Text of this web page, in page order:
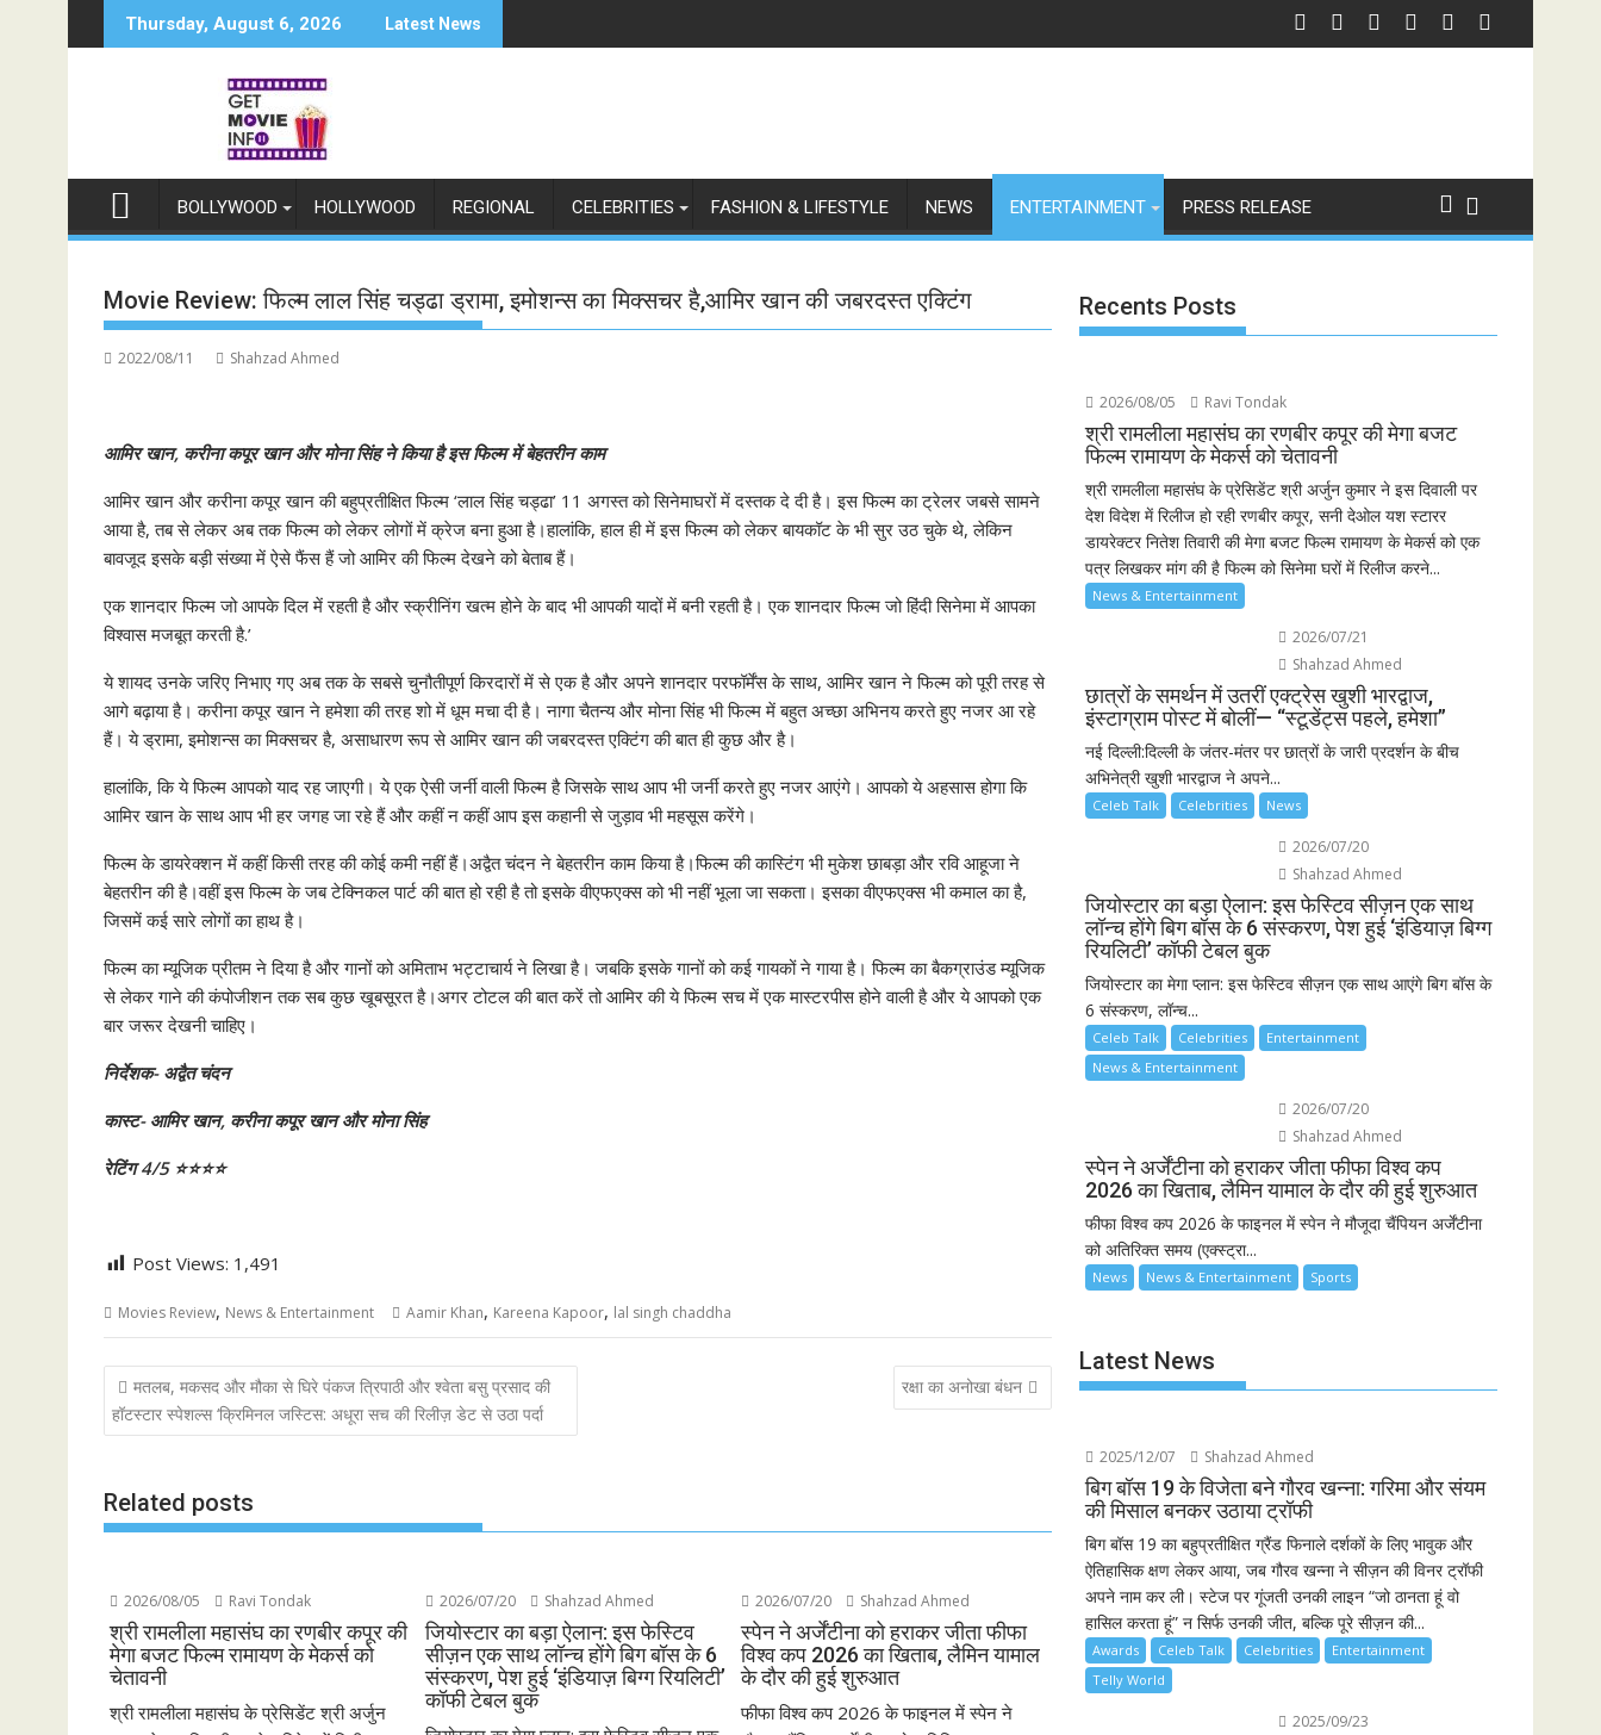
to
Thursday, August 6, 2026 Latest News
BOLLYWOOD HOLLYWOOD REGIONAL CELEBRITIES FASHION & LIFESTYLE NEWS ENTERTAINMENT PRESS RELEASE
Movie Review: फिल्म लाल सिंह चड्ढा ड्रामा, इमोशन्स का मिक्सचर है,आमिर खान की जबरदस्त एक्टिंग
2022/08/11 Shahzad Ahmed
आमिर खान, करीना कपूर खान और मोना सिंह ने किया है इस फिल्म में बेहतरीन काम
आमिर खान और करीना कपूर खान की बहुप्रतीक्षित फिल्म ‘लाल सिंह चड्ढा’ 11 अगस्त को सिनेमाघरों में दस्तक दे दी है। इस फिल्म का ट्रेलर जबसे सामने
आया है, तब से लेकर अब तक फिल्म को लेकर लोगों में क्रेज बना हुआ है।हालांकि, हाल ही में इस फिल्म को लेकर बायकॉट के भी सुर उठ चुके थे, लेकिन
बावजूद इसके बड़ी संख्या में ऐसे फैंस हैं जो आमिर की फिल्म देखने को बेताब हैं।
एक शानदार फिल्म जो आपके दिल में रहती है और स्क्रीनिंग खत्म होने के बाद भी आपकी यादों में बनी रहती है। एक शानदार फिल्म जो हिंदी सिनेमा में आपका
विश्वास मजबूत करती है.’
ये शायद उनके जरिए निभाए गए अब तक के सबसे चुनौतीपूर्ण किरदारों में से एक है और अपने शानदार परफॉर्मेंस के साथ, आमिर खान ने फिल्म को पूरी तरह से
आगे बढ़ाया है। करीना कपूर खान ने हमेशा की तरह शो में धूम मचा दी है। नागा चैतन्य और मोना सिंह भी फिल्म में बहुत अच्छा अभिनय करते हुए नजर आ रहे
हैं। ये ड्रामा, इमोशन्स का मिक्सचर है, असाधारण रूप से आमिर खान की जबरदस्त एक्टिंग की बात ही कुछ और है।
हालांकि, कि ये फिल्म आपको याद रह जाएगी। ये एक ऐसी जर्नी वाली फिल्म है जिसके साथ आप भी जर्नी करते हुए नजर आएंगे। आपको ये अहसास होगा कि
आमिर खान के साथ आप भी हर जगह जा रहे हैं और कहीं न कहीं आप इस कहानी से जुड़ाव भी महसूस करेंगे।
फिल्म के डायरेक्शन में कहीं किसी तरह की कोई कमी नहीं हैं।अद्वैत चंदन ने बेहतरीन काम किया है।फिल्म की कास्टिंग भी मुकेश छाबड़ा और रवि आहूजा ने
बेहतरीन की है।वहीं इस फिल्म के जब टेक्निकल पार्ट की बात हो रही है तो इसके वीएफएक्स को भी नहीं भूला जा सकता। इसका वीएफएक्स भी कमाल का है,
जिसमें कई सारे लोगों का हाथ है।
फिल्म का म्यूजिक प्रीतम ने दिया है और गानों को अमिताभ भट्टाचार्य ने लिखा है। जबकि इसके गानों को कई गायकों ने गाया है। फिल्म का बैकग्राउंड म्यूजिक
से लेकर गाने की कंपोजीशन तक सब कुछ खूबसूरत है।अगर टोटल की बात करें तो आमिर की ये फिल्म सच में एक मास्टरपीस होने वाली है और ये आपको एक
बार जरूर देखनी चाहिए।
निर्देशक- अद्वैत चंदन
कास्ट- आमिर खान, करीना कपूर खान और मोना सिंह
रेटिंग 4/5 ⭐⭐⭐⭐
Post Views: 1,491
Movies Review, News & Entertainment Aamir Khan, Kareena Kapoor, lal singh chaddha
Post
navigation
मतलब, मकसद और मौका से घिरे पंकज त्रिपाठी और श्वेता बसु प्रसाद की
हॉटस्टार स्पेशल्स ‘क्रिमिनल जस्टिस: अधूरा सच की रिलीज़ डेट से उठा पर्दा
रक्षा का अनोखा बंधन
Related posts
2026/08/05 Ravi Tondak
श्री रामलीला महासंघ का रणबीर कपूर की
मेगा बजट फिल्म रामायण के मेकर्स को
चेतावनी
श्री रामलीला महासंघ के प्रेसिडेंट श्री अर्जुन
2026/07/20 Shahzad Ahmed
जियोस्टार का बड़ा ऐलान: इस फेस्टिव
सीज़न एक साथ लॉन्च होंगे बिग बॉस के 6
संस्करण, पेश हुई ‘इंडियाज़ बिग्ग रियलिटी’
कॉफी टेबल बुक
2026/07/20 Shahzad Ahmed
स्पेन ने अर्जेंटीना को हराकर जीता फीफा
विश्व कप 2026 का खिताब, लैमिन यामाल
के दौर की हुई शुरुआत
फीफा विश्व कप 2026 के फाइनल में स्पेन ने
Recents Posts
2026/08/05 Ravi Tondak
श्री रामलीला महासंघ का रणबीर कपूर की मेगा बजट
फिल्म रामायण के मेकर्स को चेतावनी
श्री रामलीला महासंघ के प्रेसिडेंट श्री अर्जुन कुमार ने इस दिवाली पर
देश विदेश में रिलीज हो रही रणबीर कपूर, सनी देओल यश स्टारर
डायरेक्टर नितेश तिवारी की मेगा बजट फिल्म रामायण के मेकर्स को एक
पत्र लिखकर मांग की है फिल्म को सिनेमा घरों में रिलीज करने...
News & Entertainment
2026/07/21
Shahzad Ahmed
छात्रों के समर्थन में उतरीं एक्ट्रेस खुशी भारद्वाज,
इंस्टाग्राम पोस्ट में बोलीं— “स्टूडेंट्स पहले, हमेशा”
नई दिल्ली:दिल्ली के जंतर-मंतर पर छात्रों के जारी प्रदर्शन के बीच
अभिनेत्री खुशी भारद्वाज ने अपने...
Celeb Talk Celebrities News
2026/07/20
Shahzad Ahmed
जियोस्टार का बड़ा ऐलान: इस फेस्टिव सीज़न एक साथ
लॉन्च होंगे बिग बॉस के 6 संस्करण, पेश हुई ‘इंडियाज़ बिग्ग
रियलिटी’ कॉफी टेबल बुक
जियोस्टार का मेगा प्लान: इस फेस्टिव सीज़न एक साथ आएंगे बिग बॉस के
6 संस्करण, लॉन्च...
Celeb Talk Celebrities
Entertainment
News & Entertainment
2026/07/20
Shahzad Ahmed
स्पेन ने अर्जेंटीना को हराकर जीता फीफा विश्व कप
2026 का खिताब, लैमिन यामाल के दौर की हुई शुरुआत
फीफा विश्व कप 2026 के फाइनल में स्पेन ने मौजूदा चैंपियन अर्जेंटीना
को अतिरिक्त समय (एक्स्ट्रा...
News News & Entertainment Sports
Latest News
2025/12/07 Shahzad Ahmed
बिग बॉस 19 के विजेता बने गौरव खन्ना: गरिमा और संयम
की मिसाल बनकर उठाया ट्रॉफी
बिग बॉस 19 का बहुप्रतीक्षित ग्रैंड फिनाले दर्शकों के लिए भावुक और
ऐतिहासिक क्षण लेकर आया, जब गौरव खन्ना ने सीज़न की विनर ट्रॉफी
अपने नाम कर ली। स्टेज पर गूंजती उनकी लाइन “जो ठानता हूं वो
हासिल करता हूं” न सिर्फ उनकी जीत, बल्कि पूरे सीज़न की...
Awards Celeb Talk Celebrities
Entertainment
Telly World
2025/09/23